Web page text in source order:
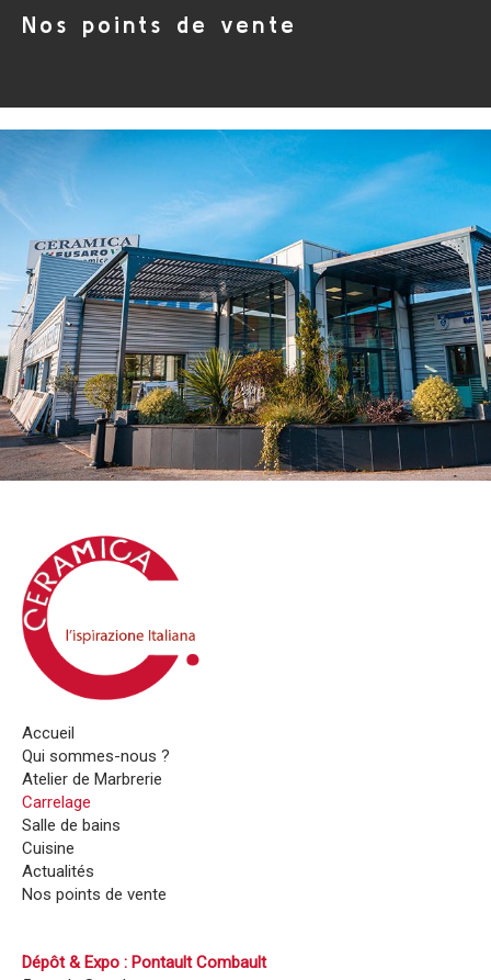
Nos points de vente
Accueil
Qui sommes-nous ?
Atelier de Marbrerie
Carrelage
Salle de bains
Cuisine
Actualités
Nos points de vente
Dépôt & Expo : Pontault Combault